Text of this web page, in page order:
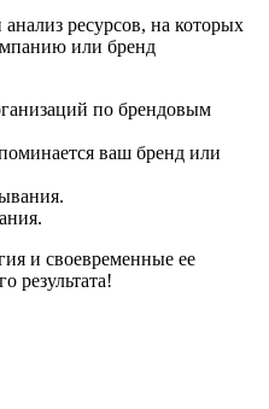
ресурсов, на которых
или бренд
по брендовым
ваш бренд или
и своевременные ее
результата!